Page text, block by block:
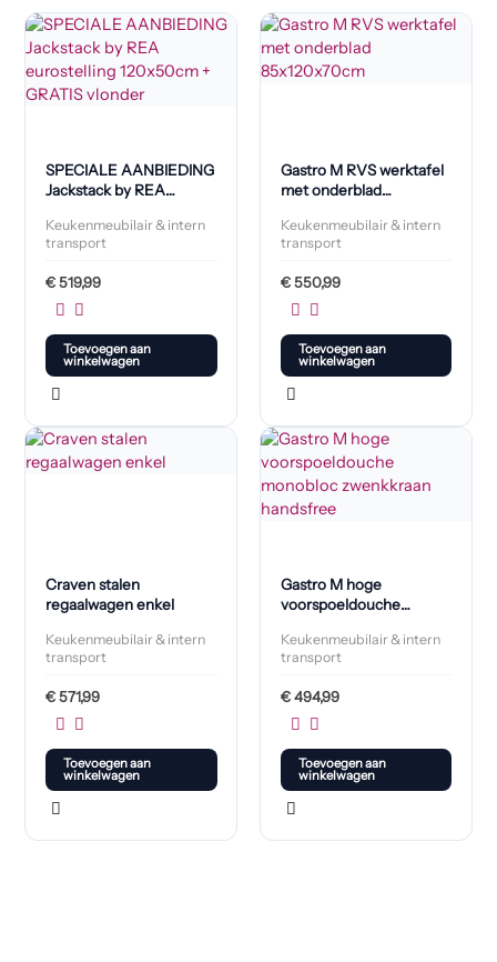
SPECIALE AANBIEDING
Jackstack by REA
GRATIS vlonder
Keukenmeubilair & intern
transport
€519,99
Toevoegen aan
winkelwagen
Gastro M RVS werktafel
met onderblad
Keukenmeubilair & intern
transport
€550,99
Toevoegen aan
winkelwagen
Craven stalen
regaalwagen enkel
Keukenmeubilair & intern
transport
€571,99
Toevoegen aan
winkelwagen
Gastro M hoge
voorspoeldouche
handsfree
Keukenmeubilair & intern
transport
€494,99
Toevoegen aan
winkelwagen